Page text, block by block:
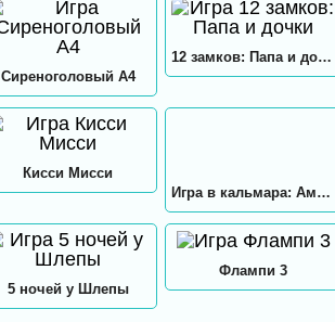
Сиреноголовый А4
12 замков: Папа и дочки
Кисси Мисси
Игра в кальмара: Амонг ас
5 ночей у Шлепы
Флампи 3